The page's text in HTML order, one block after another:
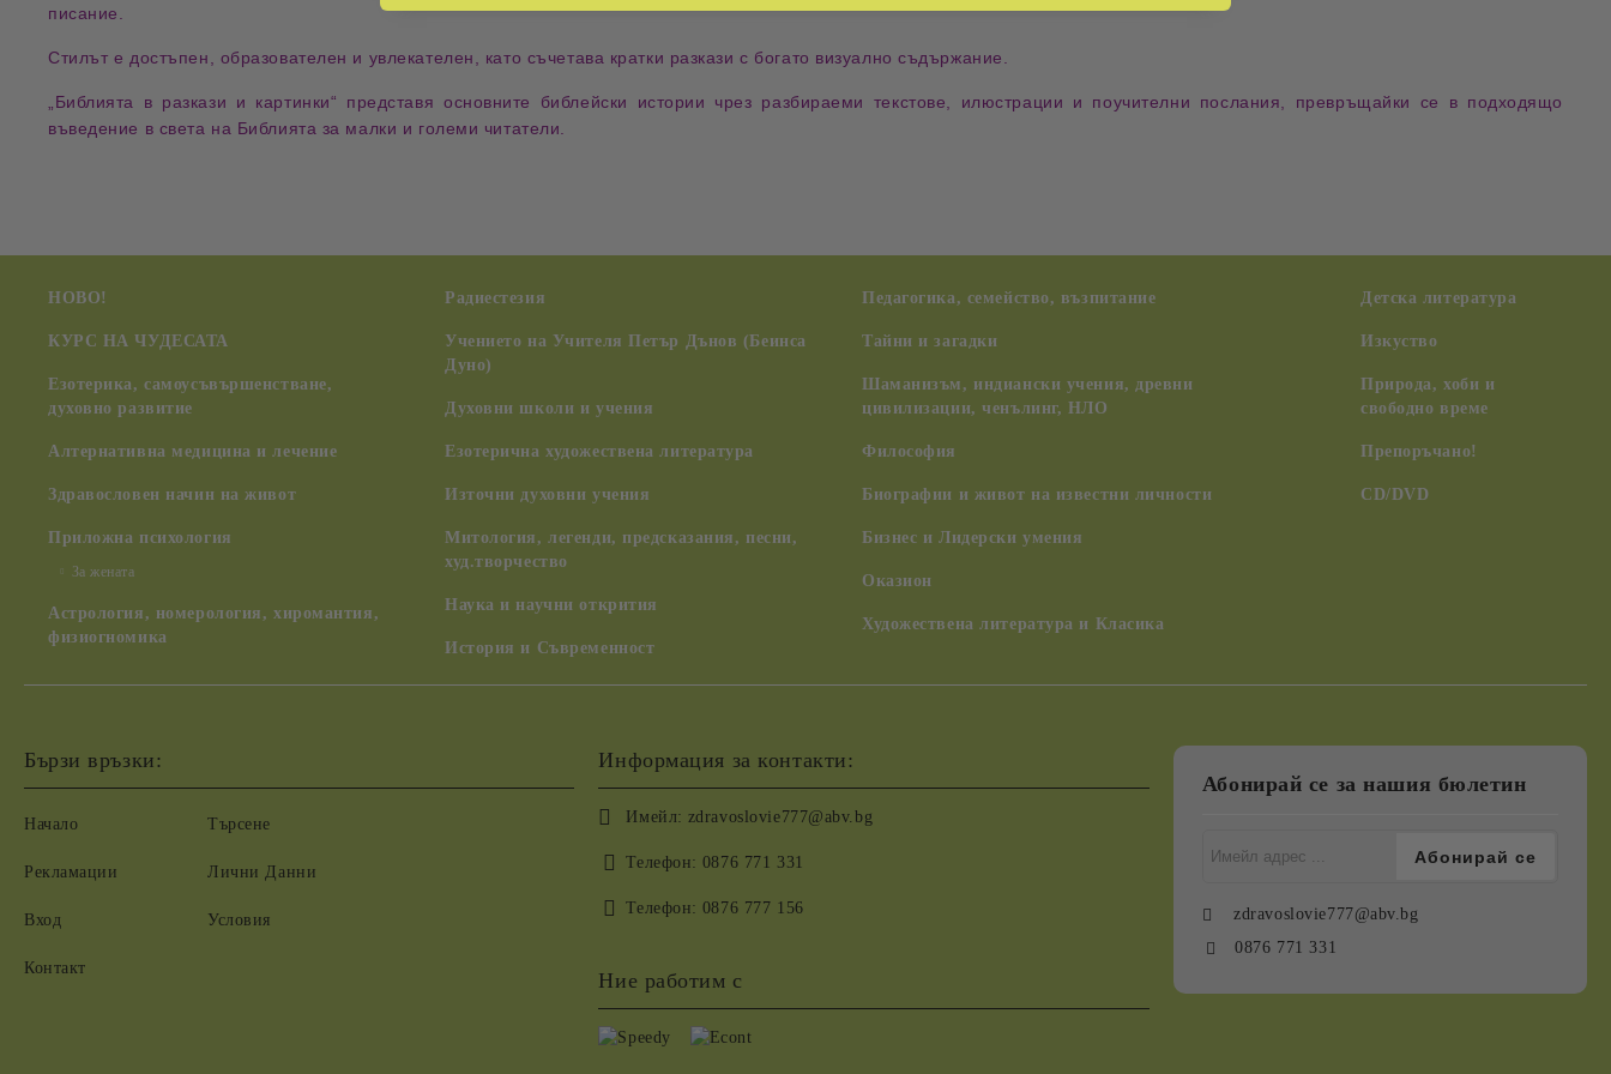
писание.
Стилът е достъпен образователен и увлекателен , като съчетава кратки разкази с богато визуално съдържание.
„Библията в разкази и картинки“ представя основните библейски истории чрез разбираеми текстове илюстрации и поучителни послания , превръщайки се в подходящо
въведение в света на Библията за малки и големи читатели.
НОВО!
КУРС НА ЧУДЕСАТА
Езотерика, самоусъвършенстване,
духовно развитие
Алтернативна медицина и лечение
Здравословен начин на живот
Приложна психология
За жената
Астрология, номерология, хиромантия,
физиогномика
Радиестезия
Учението на Учителя Петър Дънов (Беинса
Дуно)
Духовни школи и учения
Езотерична художествена литература
Източни духовни учения
Митология, легенди, предсказания, песни,
худ.творчество
Наука и научни открития
История и Съвременност
Педагогика, семейство, възпитание
Тайни и загадки
Шаманизъм, индиански учения, древни
цивилизации, ченълинг, НЛО
Философия
Биографии и живот на известни личности
Бизнес и Лидерски умения
Оказион
Художествена литература и Класика
Детска литература
Изкуство
Природа, хоби и
свободно време
Препоръчано!
CD/DVD
Бързи връзки:
Начало
Рекламации
Вход
Контакт
Търсене
Лични Данни
Условия
Информация за контакти:
Имейл: zdravoslovie777@abv.bg
Телефон: 0876 771 331
Телефон: 0876 777 156
Ние работим с
Абонирай се за нашия бюлетин
zdravoslovie777@abv.bg
0876 771 331